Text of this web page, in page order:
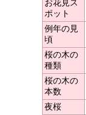
お花見ス
ポット
例年の見
頃
桜の木の
種類
桜の木の
本数
夜桜